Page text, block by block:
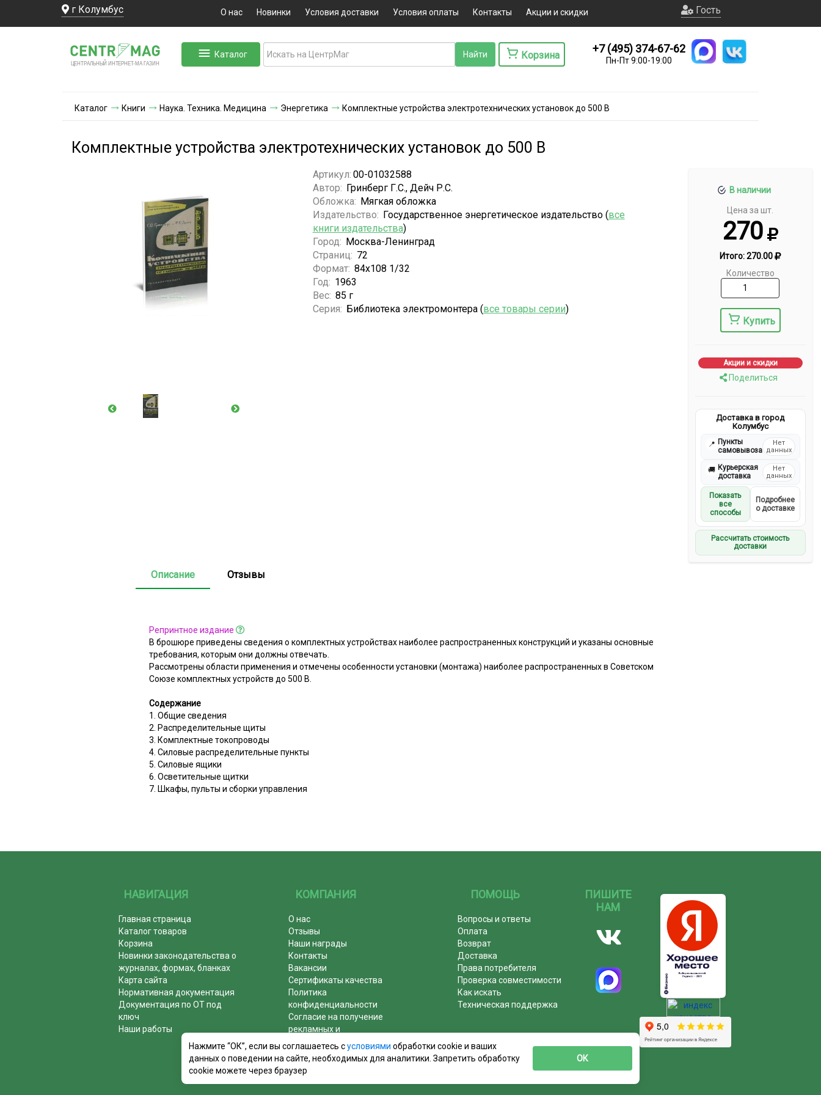
г Колумбус О нас Новинки Условия доставки Условия оплаты Контакты Акции и скидки Гость
ЦЕНТРАЛЬНЫЙ ИНТЕРНЕТ-МА ГАЗИН
Каталог Корзина
+7 (495) 374-67-62
Пн-Пт 9:00-19:00
Каталог Книги Наука. Техника. Медицина Энергетика Комплектные устройства электротехнических установок до 500 В
Комплектные устройства электротехнических установок до 500 В
В наличии
Цена за шт.
270
Итого:270.00
Количество
Купить
Акции и скидки
Поделиться
Доставка в город
Колумбус
📍 Пункты
самовывоза
Нет
данных
🚚 Курьерская
доставка
Нет
данных
Показать
все
способы
Подробнее
о доставке
Рассчитать стоимость
доставки
Артикул: 00-01032588
Автор: Гринберг Г.С., Дейч Р.С.
Обложка: Мягкая обложка
Издательство: Государственное энергетическое издательство (все
книги издательства)
Город: Москва-Ленинград
Страниц: 72
Формат: 84х108 1/32
Год: 1963
Вес: 85 г
Серия: Библиотека электромонтера (все товары серии)
Описание Отзывы
Репринтное издание
В брошюре приведены сведения о комплектных устройствах наиболее распространенных конструкций и указаны основные
требования, которым они должны отвечать.
Рассмотрены области применения и отмечены особенности установки (монтажа) наиболее распространенных в Советском
Союзе комплектных устройств до 500 В.
Содержание
1. Общие сведения
2. Распределительные щиты
3. Комплектные токопроводы
4. Силовые распределительные пункты
5. Силовые ящики
6. Осветительные щитки
7. Шкафы, пульты и сборки управления
НАВИГАЦИЯ
Главная страница
Каталог товаров
Корзина
Новинки законодательства о
журналах, формах, бланках
Карта сайта
Нормативная документация
Документация по ОТ под
ключ
Наши работы
КОМПАНИЯ
О нас
Отзывы
Наши награды
Контакты
Вакансии
Сертификаты качества
Политика
конфиденциальности
Согласие на получение
рекламных и
информационных рассылок
Почему журналы покупают у
ПОМОЩЬ
Вопросы и ответы
Оплата
Возврат
Доставка
Права потребителя
Проверка совместимости
Как искать
Техническая поддержка
ПИШИТЕ
НАМ
Нажмите “ОК”, если вы соглашаетесь сусловиями обработки cookie и ваших
данных о поведении на сайте, необходимых для аналитики. Запретить обработку
cookie можете через браузер
ОК